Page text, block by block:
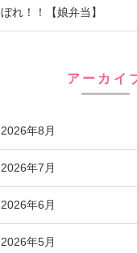
ぼれ！！【娘弁当】
アーカイ
2026年8月
2026年7月
2026年6月
2026年5月